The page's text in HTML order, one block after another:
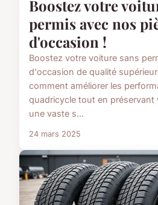
Boostez votre
permis avec nos
d'occasion !
Boostez votre voiture sans
d'occasion de qualité
comment améliorer les
quadricycle tout en préservant
une vaste s...
24 mars 2025